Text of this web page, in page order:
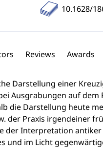
10.1628/
Reviews Awards
Darstellung einer
Ausgrabungen auf
die Darstellung heute
der Praxis irgendeiner
der Interpretation
und im Licht